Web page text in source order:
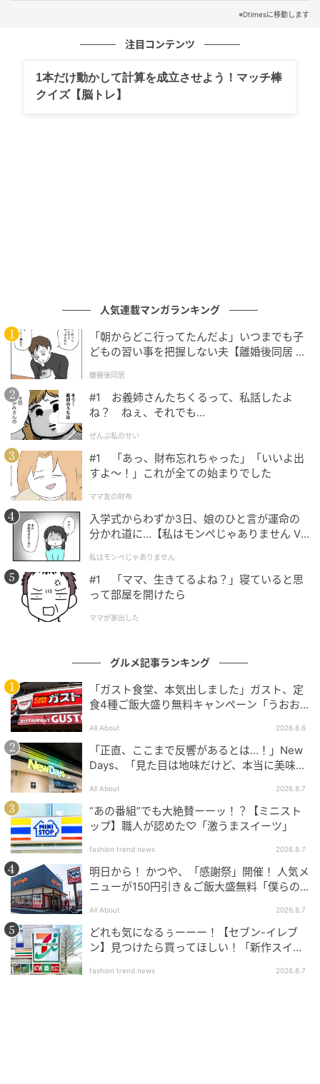
スープごとにごぼうのカット方法を変え、食感の違い
を楽しめるように仕上げています。
ごぼうの繊維に対するカットの方向を調整し、スープ
でありながらしっかり食べた実感につなげた構成で
す。
濃厚クリーミーチャウダー
カロリー：259kcal
ごぼうの風味とクリーミーな味わいを組み合わせた
スープ
全5種類の中で最もカロリーが高く、濃厚な味わいを楽
しみたい人に向く一品です。
ごろっと野菜のミネストローネ
※Dtimesに移動します
注目コンテンツ
1本だけ動かして計算を成立させよう！マッチ棒
クイズ【脳トレ】
人気連載マンガランキング
「朝からどこ行ってたんだよ」いつまでも子
どもの習い事を把握しない夫【離婚後同居 Vo
離婚後同居
#1 お義姉さんたちくるって、私話したよ
ね？ ねぇ、それでも…
ぜんぶ私のせい
#1 「あっ、財布忘れちゃった」「いいよ出
すよ〜！」これが全ての始まりでした
ママ友の財布
入学式からわずか3日、娘のひと言が運命の
分かれ道に…【私はモンペじゃありません Vo
私はモンペじゃありません
#1 「ママ、生きてるよね？」寝ていると思
って部屋を開けたら
ママが家出した
グルメ記事ランキング
「ガスト食堂、本気出しました」ガスト、定
食4種ご飯大盛り無料キャンペーン「うおお
All About 2026.8.6
「正直、ここまで反響があるとは…！」New
Days、「見た目は地味だけど、本当に美味し
All About 2026.8.7
“あの番組”でも大絶賛ーーッ！？【ミニスト
ップ】職人が認めた♡「激うまスイーツ」
fashion trend news 2026.8.7
明日から！ かつや、「感謝祭」開催！ 人気メ
ニューが150円引き＆ご飯大盛無料「僕らの
All About 2026.8.7
どれも気になるぅーーー！【セブン-イレブ
ン】見つけたら買ってほしい！「新作スイー
fashion trend news 2026.8.7